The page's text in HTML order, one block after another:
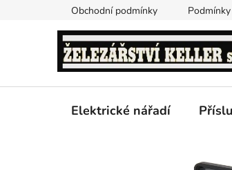
Obchodní podmínky
Elektrické nářadí